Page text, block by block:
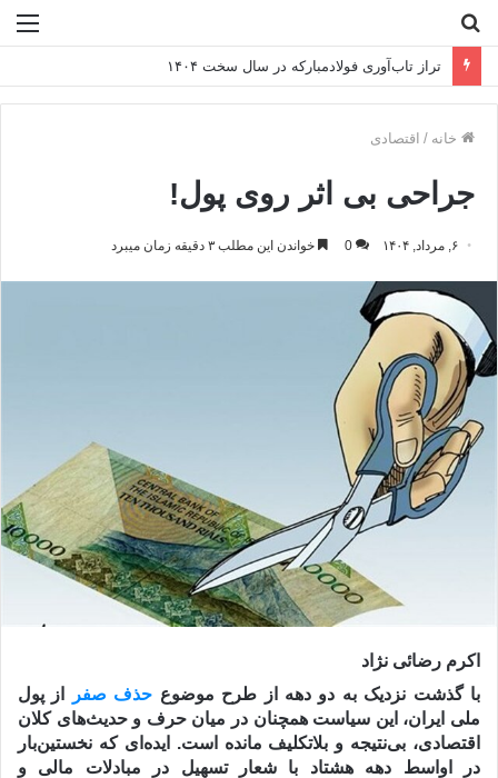
برای
تراز تاب‌آوری فولادمبارکه در سال سخت ۱۴۰۴
خانه / اقتصادی
جراحی بی اثر روی پول!
۶, مرداد, ۱۴۰۴ 0 خواندن این مطلب ۳ دقیقه زمان میبرد
اکرم رضائی نژاد
با گذشت نزدیک به دو دهه از طرح موضوع حذف صفر
از پول
ملی ایران، این سیاست همچنان در میان حرف و حدیث‌های کلان
اقتصادی، بی‌نتیجه و بلاتکلیف مانده است. ایده‌ای که نخستین‌بار
در اواسط دهه هشتاد با شعار تسهیل در مبادلات مالی و